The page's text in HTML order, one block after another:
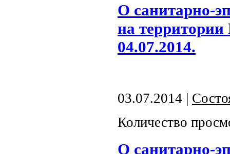
О санитарно-
на
04.07.2014.
03.07.2014 |
Количество
О санитарно-